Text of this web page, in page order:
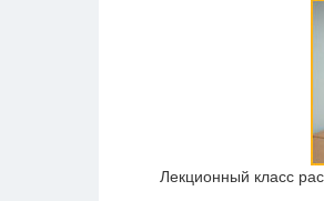
Лекционный класс